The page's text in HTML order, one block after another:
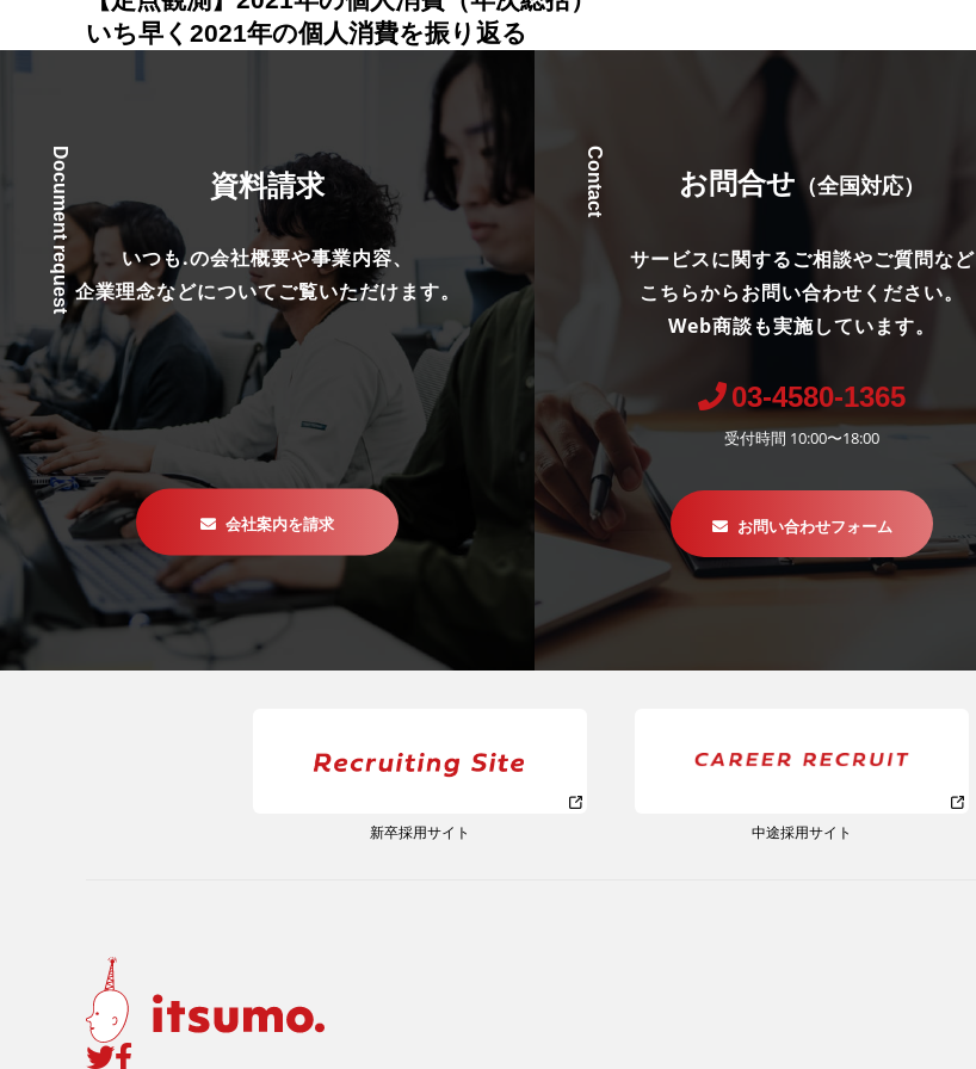
いち早く2021年の個人消費を振り返る
Document request 資料請求
いつも.の会社概要や事業内容、
企業理念などについてご覧いただけます。
会社案内を請求
Contact お問合せ （全国対応）
サービスに関するご相談やご質問など
こちらからお問い合わせください。
Web商談も実施しています。
03-4580-1365
受付時間 10:00〜18:00
お問い合わせフォーム
新卒採用サイト 中途採用サイト